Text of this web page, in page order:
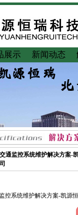
展示 新闻动态
通监控系统维护解决方案-
控系统维护解决方案-凯源